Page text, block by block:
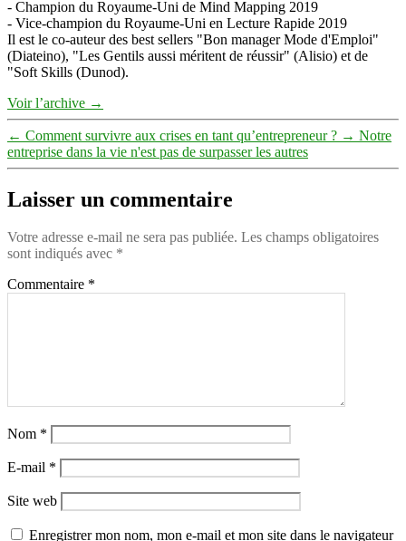
- Champion du Royaume-Uni de Mind Mapping 2019
- Vice-champion du Royaume-Uni en Lecture Rapide 2019
Il est le co-auteur des best sellers "Bon manager Mode d'Emploi"
(Diateino), "Les Gentils aussi méritent de réussir" (Alisio) et de
"Soft Skills (Dunod).
Voir l’archive →
← Comment survivre aux crises en tant qu’entrepreneur ? → Notre
entreprise dans la vie n'est pas de surpasser les autres
Laisser un commentaire
Votre adresse e-mail ne sera pas publiée. Les champs obligatoires
sont indiqués avec *
Commentaire *
Nom *
E-mail *
Site web
Enregistrer mon nom, mon e-mail et mon site dans le navigateur